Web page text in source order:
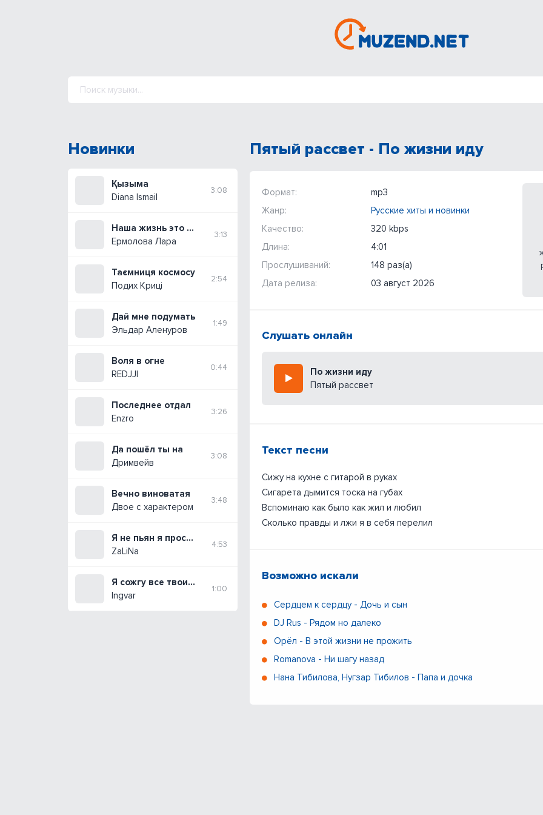
Новинки
Қызыма
Diana Ismail
3:08
Наша жизнь это драйв
Ермолова Лара
3:13
Таємниця космосу
Подих Криці
2:54
Дай мне подумать
Эльдар Аленуров
1:49
Воля в огне
REDJJI
0:44
Последнее отдал
Enzro
3:26
Да пошёл ты на
Дримвейв
3:08
Вечно виноватая
Двое с характером
3:48
Я не пьян я просто скучаю
ZaLiNa
4:53
Я сожгу все твои фотографии
Ingvar
1:00
Пятый рассвет - По жизни иду
Формат:
mp3
Жанр:
Русские хиты и новинки
Качество:
320 kbps
Длина:
4:01
Прослушиваний:
148 раз(а)
Дата релиза:
03 август 2026
Слушать онлайн
По жизни иду
Пятый рассвет
Текст песни
Сижу на кухне с гитарой в руках
Сигарета дымится тоска на губах
Вспоминаю как было как жил и любил
Сколько правды и лжи я в себя перелил
Возможно искали
Сердцем к сердцу - Дочь и сын
DJ Rus - Рядом но далеко
Орёл - В этой жизни не прожить
Romanova - Ни шагу назад
Нана Тибилова, Нугзар Тибилов - Папа и дочка